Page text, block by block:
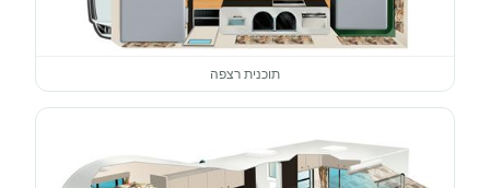
תוכנית רצפה